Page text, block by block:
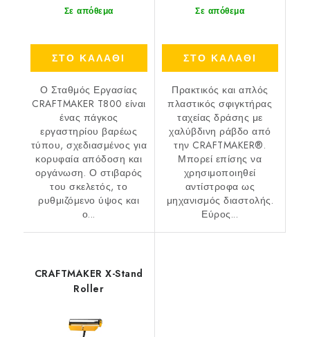
Σε απόθεμα
ΣΤΟ ΚΑΛΑΘΙ
Ο Σταθμός Εργασίας
CRAFTMAKER T800 είναι
ένας πάγκος
εργαστηρίου βαρέως
τύπου, σχεδιασμένος για
κορυφαία απόδοση και
οργάνωση. Ο στιβαρός
του σκελετός, το
ρυθμιζόμενο ύψος και
ο...
Σε απόθεμα
ΣΤΟ ΚΑΛΑΘΙ
Πρακτικός και απλός
πλαστικός σφιγκτήρας
ταχείας δράσης με
χαλύβδινη ράβδο από
την CRAFTMAKER®.
Μπορεί επίσης να
χρησιμοποιηθεί
αντίστροφα ως
μηχανισμός διαστολής.
Εύρος...
CRAFTMAKER X-Stand
Roller